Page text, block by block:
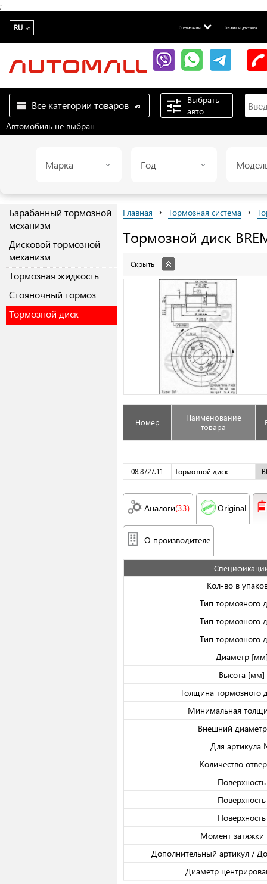
;
RU О компании Оплата и доставка
Все категории товаров
Выбрать
авто
Автомобиль не выбран
Марка Год
Барабанный тормозной
механизм
Дисковой тормозной
механизм
Тормозная жидкость
Cтояночный тормоз
Тормозной диск
Главная › Тормозная система ›
Тормозной диск
Скрыть
Номер
Наименование
товара
08.8727.11 Тормозной диск
Аналоги(33) Original
О производителе
Кол-во в
Тип тормозного
Тип тормозного
Тип тормозного
Диаметр
Высота [мм]
Толщина тормозного
Минимальная
Внешний
Для
Количество
Поверхность
Поверхность
Поверхность
Момент
Дополнительный артикул /
Диаметр